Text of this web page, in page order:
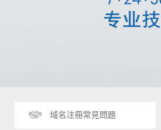
域名注冊常見問題